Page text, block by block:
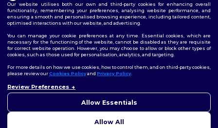
2026. All Rights Reserved
Terms & Conditions| Customization Policy
Policy|Site Map
Follow Us
Our website utilises both our own and third-party cookies for enhancing overall
functionality, remembering your preferences, analysing website performance, and
ensuring a smooth and personalised browsing experience, including tailored content,
optimised interactions with our website, and advertising.
You can manage your cookie preferences at any time. Essential cookies, which are
necessary for the functioning of the website, cannot be disabled as they are requisite
for correct website operation. However, you may choose to allow or block other types of
cookies, such as those used for personalisation, analytics, and targeting.
For more details on how we use cookies, how to control them, and on third-party cookies,
please review ourCookies Policyand Privacy Policy.
Review Preferences
Allow Essentials
Allow All
nebo obavy, můžete nás
chatbot je tu, aby vám pomohl.